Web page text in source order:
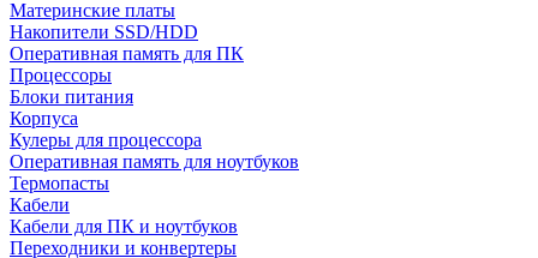
Материнские платы
Накопители SSD/HDD
Оперативная память для ПК
Процессоры
Блоки питания
Корпуса
Кулеры для процессора
Оперативная память для ноутбуков
Термопасты
Кабели
Кабели для ПК и ноутбуков
Переходники и конвертеры